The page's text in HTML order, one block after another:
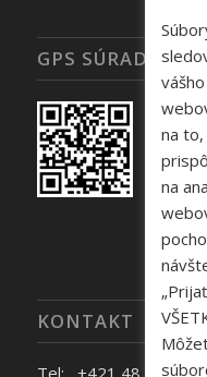
GPS SÚRADNICE
KONTAKT
Tel: +421 48 645 40
na
na